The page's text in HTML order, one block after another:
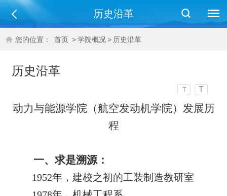
历史沿革
您的位置： 首页 >学院概况> 历史沿革
历史沿革
T T
动力与能源学院（航空发动机学院）发展历
程
一、求是溯源：
1952年，建校之初的工装制造教研室